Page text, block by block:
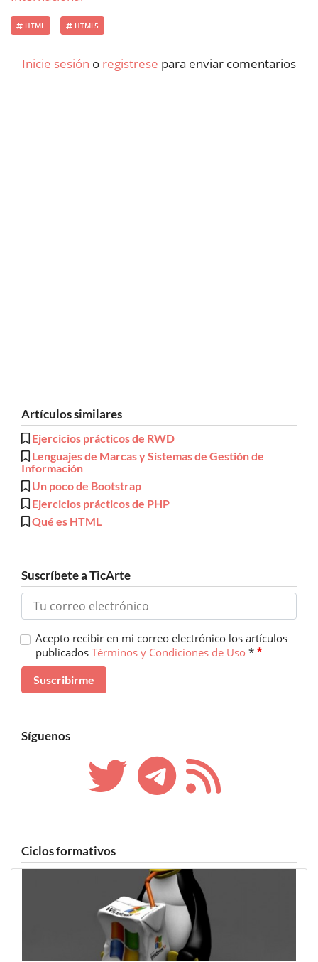
HTML HTML5
Inicie sesión o registrese para enviar comentarios
Artículos similares
Ejercicios prácticos de RWD
Lenguajes de Marcas y Sistemas de Gestión de
Información
Un poco de Bootstrap
Ejercicios prácticos de PHP
Qué es HTML
Suscríbete a TicArte
Acepto recibir en mi correo electrónico los artículos
publicados Términos y Condiciones de Uso *
Síguenos
Ciclos formativos